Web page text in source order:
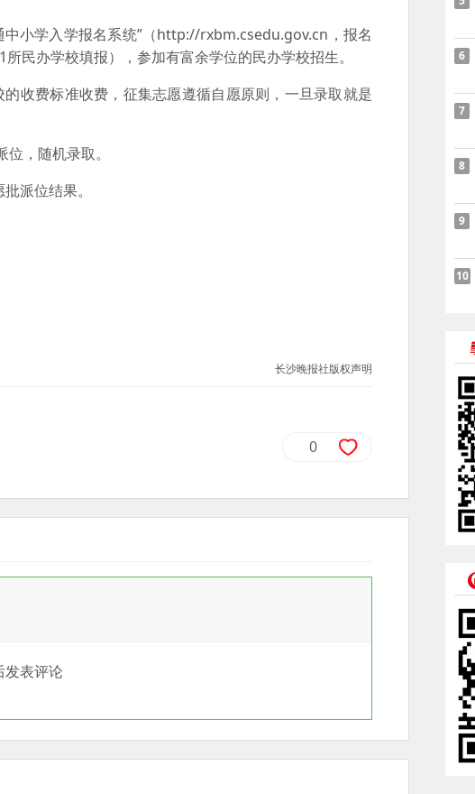
中小学入学报名系统”（http://rxbm.csedu.gov.cn，报名
民办学校填报），参加有富余学位的民办学校招生。
收费标准收费，征集志愿遵循自愿原则，一旦录取就是
，随机录取。
派位结果。
长沙晚报社版权声明
0
发表评论
6
7
8
9
10